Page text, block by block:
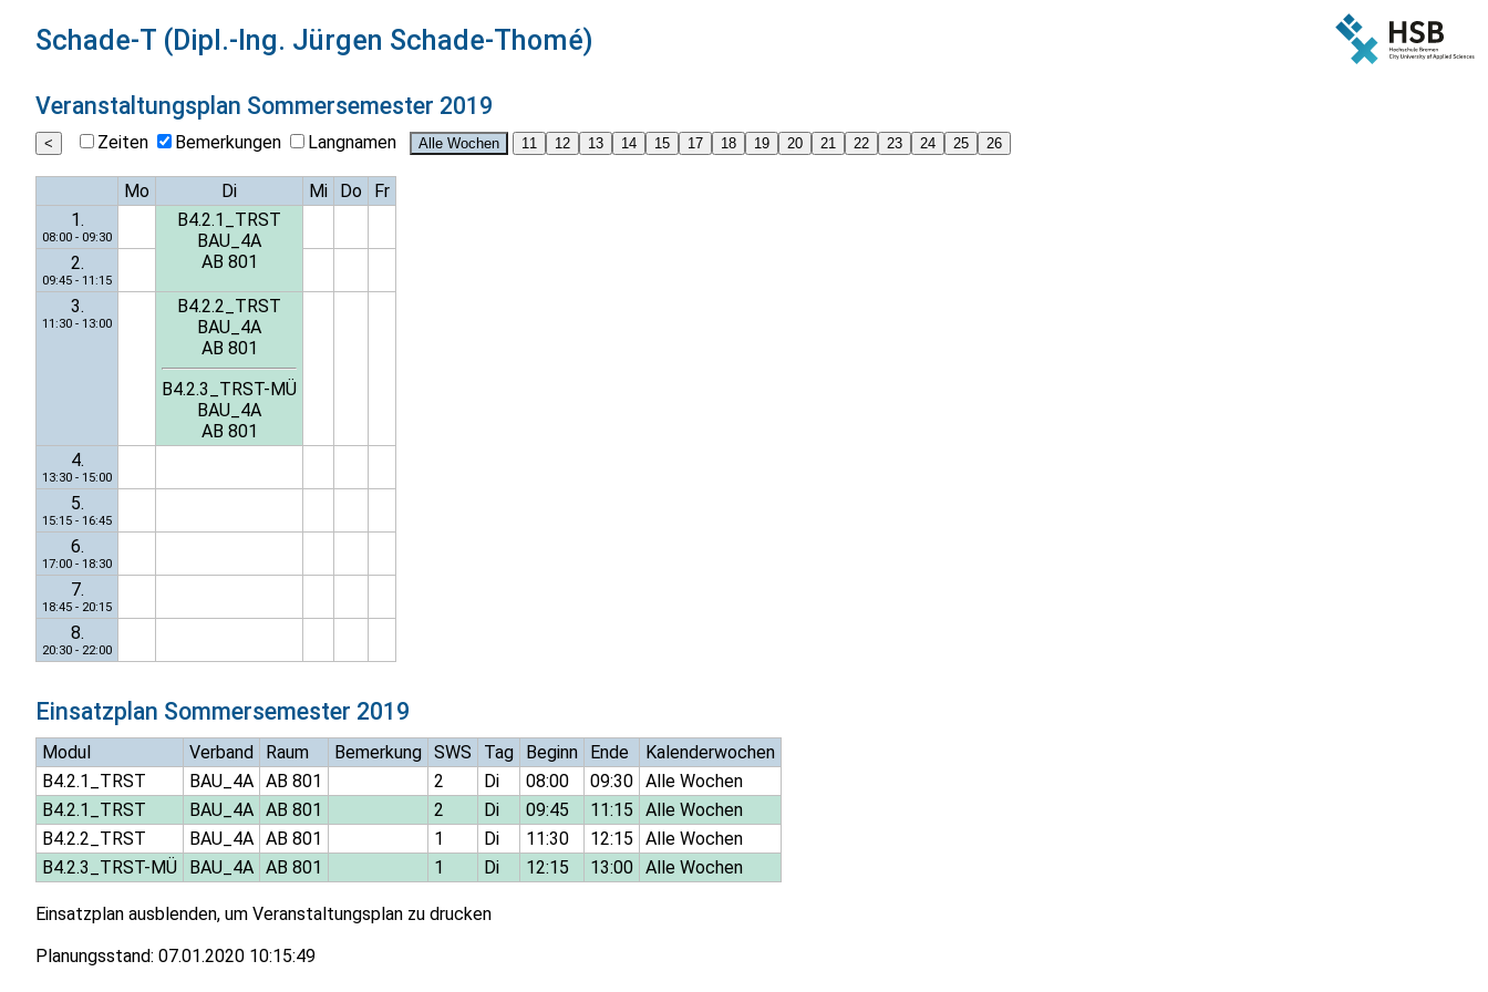
Schade-T (Dipl.-Ing. Jürgen Schade-Thomé)
Veranstaltungsplan Sommersemester 2019
Zeiten Bemerkungen Langnamen
Mo Di Mi Do
Fr
1.
08:00 - 09:30
B4.2.1_TRST
BAU_4A
AB 801
2.
09:45 - 11:15
3.
11:30 - 13:00
B4.2.2_TRST
BAU_4A
AB 801
B4.2.3_TRST-MÜ
BAU_4A
AB 801
4.
13:30 - 15:00
5.
15:15 - 16:45
6.
17:00 - 18:30
7.
18:45 - 20:15
8.
20:30 - 22:00
Einsatzplan Sommersemester 2019
Modul Verband Raum Bemerkung SWS Tag Beginn Ende
Kalenderwochen
B4.2.1_TRST
BAU_4A AB 801 2 Di 08:00 09:30 Alle Wochen
B4.2.1_TRST
BAU_4A AB 801 2 Di 09:45 11:15
Alle Wochen
B4.2.2_TRST
BAU_4A AB 801 1 Di 11:30 12:15
Alle Wochen
B4.2.3_TRST-MÜ
BAU_4A AB 801 1 Di 12:15 13:00 Alle Wochen
Einsatzplan ausblenden, um Veranstaltungsplan zu drucken
Planungsstand: 07.01.2020 10:15:49